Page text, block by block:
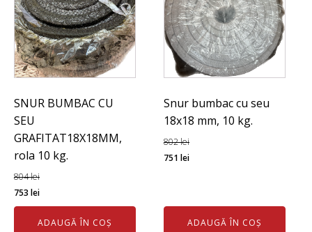
SNUR BUMBAC CU
SEU
GRAFITAT18X18MM,
rola 10 kg.
804lei
Prețul
inițial
753 leiPrețul
curent
este:
ADAUGĂ ÎN COȘ
Snur bumbac cu seu
18x18 mm, 10 kg.
802lei
Prețul
fost:
802 lei.
751leiPrețul
751 lei.
ADAUGĂ ÎN COȘ